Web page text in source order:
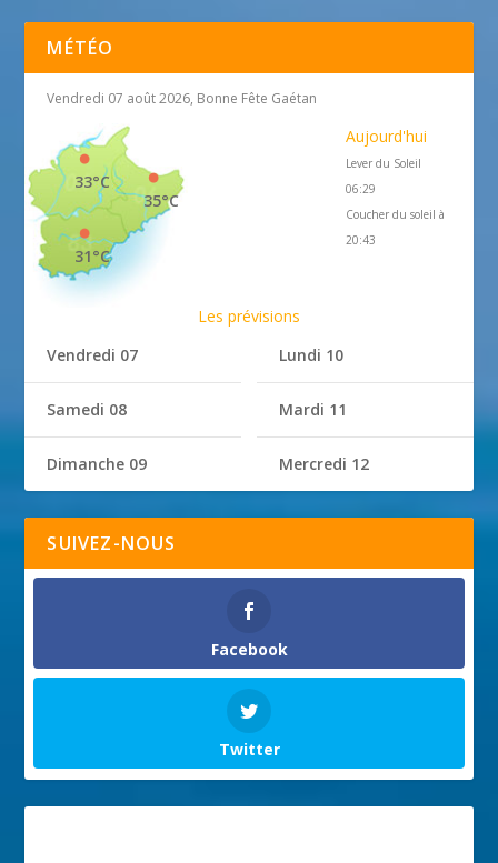
MÉTÉO
Vendredi 07 août 2026, Bonne Fête Gaétan
35°C
33°C
31°C
Aujourd'hui
Lever du Soleil
06:29
Coucher du soleil à
20:43
Les prévisions
Vendredi 07
Samedi 08
Dimanche 09
Lundi 10
Mardi 11
Mercredi 12
SUIVEZ-NOUS
Facebook
Twitter